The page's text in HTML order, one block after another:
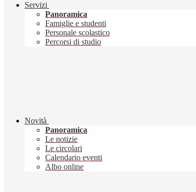
Servizi
Panoramica
Famiglie e studenti
Personale scolastico
Percorsi di studio
Novità
Panoramica
Le notizie
Le circolari
Calendario eventi
Albo online